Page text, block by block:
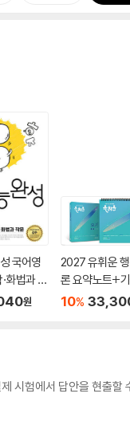
국어영
화법과 작
원
2027 유휘운
론 요약노트+
(요.플.)
10%
시험에서 답안을 현출